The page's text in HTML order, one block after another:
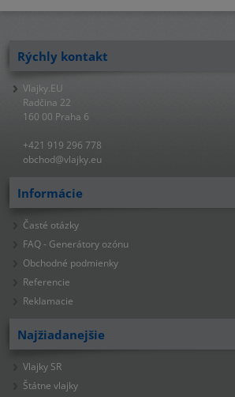
Rýchly kontakt
Vlajky.EU
Radčina 22
160 00 Praha 6
+421 919 296 778
obchod@vlajky.eu
Informácie
Časté otázky
FAQ - Generátory ozónu
Obchodné podmienky
Referencie
Reklamacie
Najžiadanejšie
Vlajky SR
Štátne vlajky